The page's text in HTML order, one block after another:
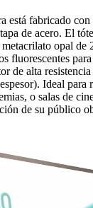
está fabricado
de acero. El
opal de
fluorescentes
de alta
Ideal para
o salas de
de su público